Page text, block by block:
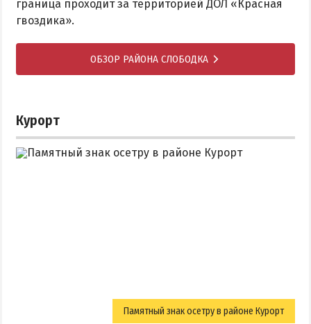
граница проходит за территорией ДОЛ «Красная
гвоздика».
ОБЗОР РАЙОНА СЛОБОДКА
Курорт
Памятный знак осетру в районе Курорт